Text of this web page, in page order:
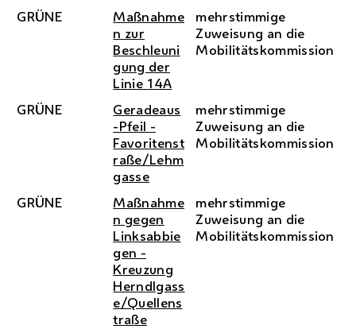
GRÜNE
Maßnahme
n zur
Beschleuni
gung der
Linie 14A
mehrstimmige
Zuweisung an die
Mobilitätskommission
GRÜNE
Geradeaus
-Pfeil -
Favoritenst
raße/Lehm
gasse
mehrstimmige
Zuweisung an die
Mobilitätskommission
GRÜNE
Maßnahme
n gegen
Linksabbie
gen -
Kreuzung
Herndlgass
e/Quellens
traße
mehrstimmige
Zuweisung an die
Mobilitätskommission